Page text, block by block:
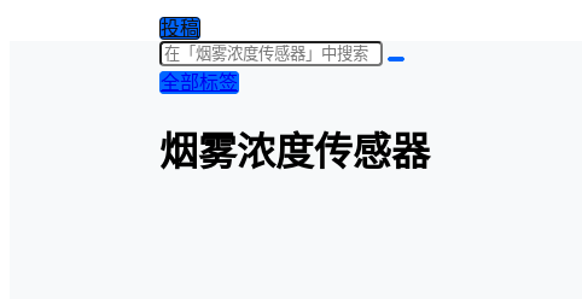
投稿
全部标签
烟雾浓度传感器